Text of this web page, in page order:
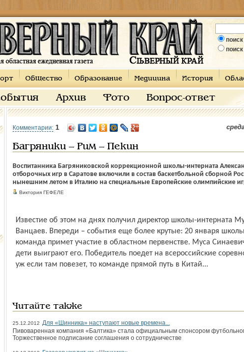
Общество Образование Медицина История
Архив Фото Вопрос-ответ
Комментарии: 1
Багряники – Рим – Пекин
Воспитанника Багряниковской коррекционной школы-интерната
отборочных игр в Саратове включили в состав баскетбольной сборной
нынешним летом в Италию на специальные Европейские олимпийские
Виктория ГЕФЕЛЕ
Известие об этом на днях получил директор школы-интерната
Ванцаев. Впереди – события еще более крутые: 20 января
команда примет участие в областном первенстве. Муса
дети выиграют его. Победитель поедет на всероссий­ские
уж если там повезет, то команде прямой путь в Китай...
Читайте также
25.12.2012 Для «Шинника» наступают новые времена...
Пивоваренная компания «Балтика» стала официальным спонсором
Торжественное подписание соглашения о сотрудничестве